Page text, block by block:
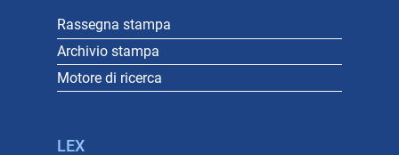
Rassegna stampa
Archivio stampa
Motore di ricerca
LEX